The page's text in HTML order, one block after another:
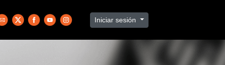
Iniciar sesión